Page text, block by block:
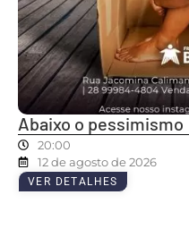
Abaixo o pessimismo
20:00
12 de agosto de 2026
VER DETALHES